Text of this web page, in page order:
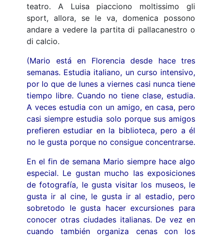
teatro. A Luisa piacciono moltissimo gli
sport, allora, se le va, domenica possono
andare a vedere la partita di pallacanestro o
di calcio.
(Mario está en Florencia desde hace tres
semanas. Estudia italiano, un curso intensivo,
por lo que de lunes a viernes casi nunca tiene
tiempo libre. Cuando no tiene clase, estudia.
A veces estudia con un amigo, en casa, pero
casi siempre estudia solo porque sus amigos
prefieren estudiar en la biblioteca, pero a él
no le gusta porque no consigue concentrarse.
En el fin de semana Mario siempre hace algo
especial. Le gustan mucho las exposiciones
de fotografía, le gusta visitar los museos, le
gusta ir al cine, le gusta ir al estadio, pero
sobretodo le gusta hacer excursiones para
conocer otras ciudades italianas. De vez en
cuando también organiza cenas con los